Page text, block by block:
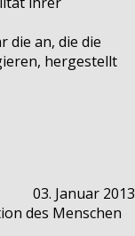
die an, die die
hergestellt
03. Januar 2013
des Menschen